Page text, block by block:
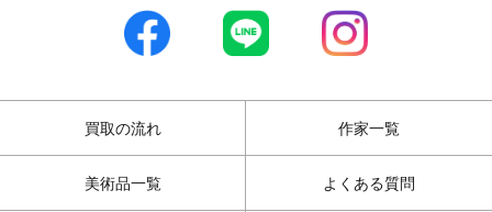
買取の流れ 作家一覧
美術品一覧 よくある質問